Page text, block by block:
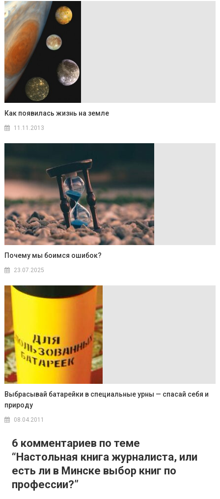
Как появилась жизнь на земле
11.11.2013
Почему мы боимся ошибок?
23.07.2025
Выбрасывай батарейки в специальные урны — спасай себя и
природу
08.04.2011
6 комментариев по теме
“Настольная книга журналиста, или
есть ли в Минске выбор книг по
профессии?”